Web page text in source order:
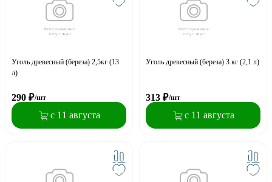
Уголь древесный (береза) 2,5кг (13
л)
290 ₽/шт
с 11 августа
Уголь древесный (береза) 3 кг (2,1 л)
313 ₽/шт
с 11 августа